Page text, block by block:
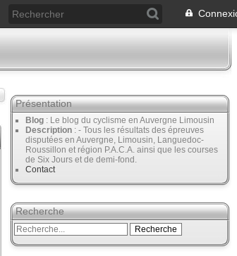
Présentation
Blog : Le blog du cyclisme en Auvergne Limousin
Description : - Tous les résultats des épreuves
disputées en Auvergne, Limousin, Languedoc-
Roussillon et région P.A.C.A. ainsi que les courses
de Six Jours et de demi-fond.
Contact
Recherche